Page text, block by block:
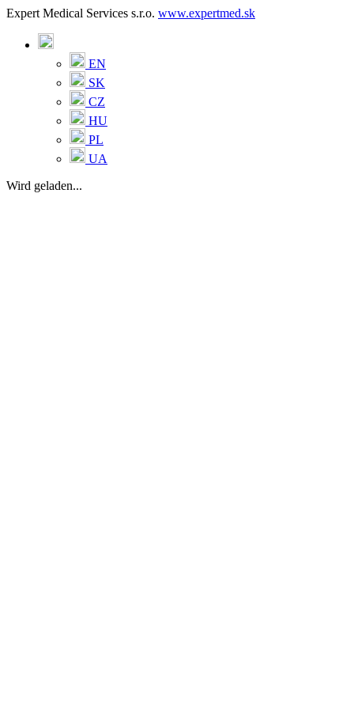
Expert Medical Services s.r.o. www.expertmed.sk
EN
SK
CZ
HU
PL
UA
Wird geladen...